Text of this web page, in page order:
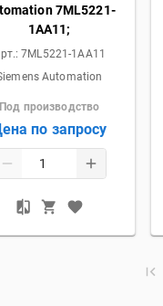
7ML5221-
1AA11;
7ML5221-1AA11
Automation
Под производство
по запросу